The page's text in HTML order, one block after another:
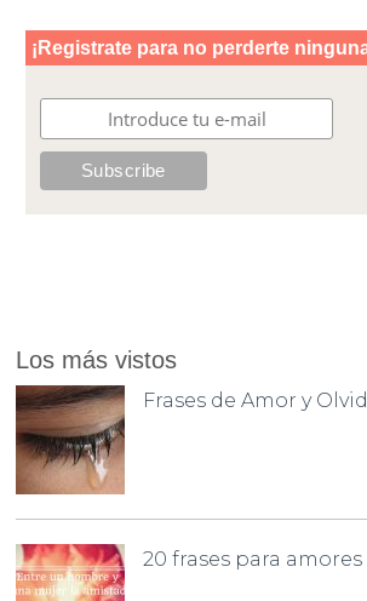
Los más vistos
Frases de Amor y
20 frases para